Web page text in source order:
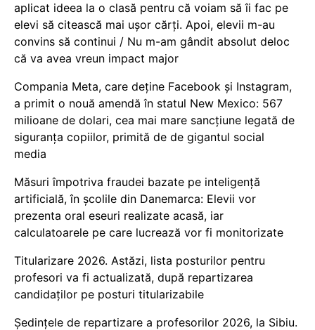
aplicat ideea la o clasă pentru că voiam să îi fac pe
elevi să citească mai ușor cărți. Apoi, elevii m-au
convins să continui / Nu m-am gândit absolut deloc
că va avea vreun impact major
Compania Meta, care deține Facebook și Instagram,
a primit o nouă amendă în statul New Mexico: 567
milioane de dolari, cea mai mare sancțiune legată de
siguranța copiilor, primită de de gigantul social
media
Măsuri împotriva fraudei bazate pe inteligență
artificială, în școlile din Danemarca: Elevii vor
prezenta oral eseuri realizate acasă, iar
calculatoarele pe care lucrează vor fi monitorizate
Titularizare 2026. Astăzi, lista posturilor pentru
profesori va fi actualizată, după repartizarea
candidaților pe posturi titularizabile
Ședințele de repartizare a profesorilor 2026, la Sibiu.